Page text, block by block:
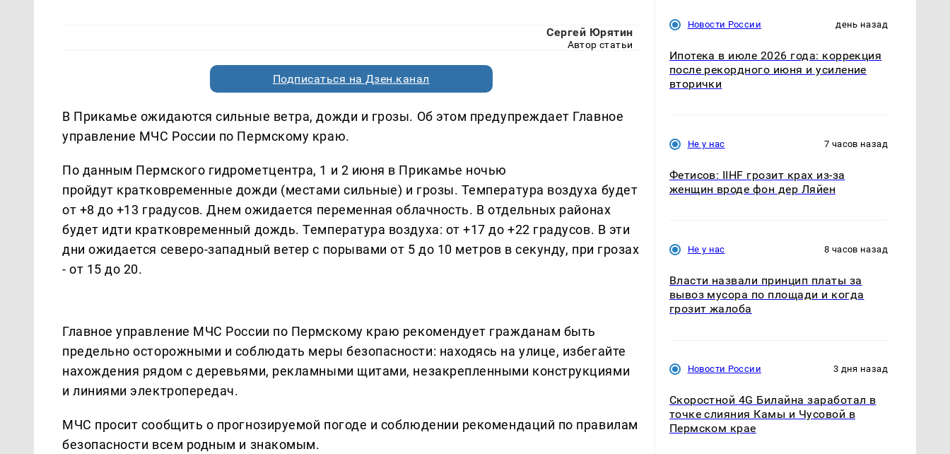
Сергей Юрятин
Автор статьи
Подписаться на Дзен.канал
В Прикамье ожидаются сильные ветра, дожди и грозы. Об этом предупреждает Главное
управление МЧС России по Пермскому краю.
По данным Пермского гидрометцентра, 1 и 2 июня в Прикамье ночью
пройдут кратковременные дожди (местами сильные) и грозы. Температура воздуха будет
от +8 до +13 градусов. Днем ожидается переменная облачность. В отдельных районах
будет идти кратковременный дождь. Температура воздуха: от +17 до +22 градусов. В эти
дни ожидается северо-западный ветер с порывами от 5 до 10 метров в секунду, при грозах
- от 15 до 20.
Главное управление МЧС России по Пермскому краю рекомендует гражданам быть
предельно осторожными и соблюдать меры безопасности: находясь на улице, избегайте
нахождения рядом с деревьями, рекламными щитами, незакрепленными конструкциями
и линиями электропередач.
МЧС просит сообщить о прогнозируемой погоде и соблюдении рекомендаций по правилам
безопасности всем родным и знакомым.
Новости России день назад
Ипотека в июле 2026 года: коррекция
после рекордного июня и усиление
вторички
Не у нас 7 часов назад
Фетисов: IIHF грозит крах из-за
женщин вроде фон дер Ляйен
Не у нас 8 часов назад
Власти назвали принцип платы за
вывоз мусора по площади и когда
грозит жалоба
Новости России 3 дня назад
Скоростной 4G Билайна заработал в
точке слияния Камы и Чусовой в
Пермском крае